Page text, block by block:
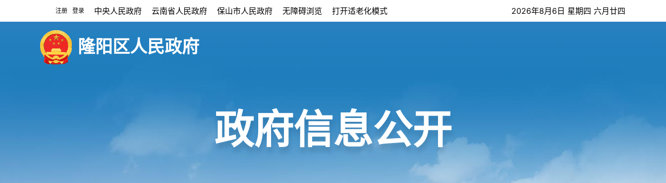
注册 登录 中央人民政府 云南省人民政府 保山市人民政府 无障碍浏览 打开适老化模式 2026年8月6日 星期四 六月廿四
隆阳区人民政府
政府信息公开